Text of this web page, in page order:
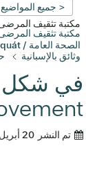
< جميع المواضيع
مكتبة تثقيف
مكتبة تثقيف
الصحة العامة / Bienestar general / Sức khỏe Tổng quát
وثائق بالإسبانية
تم النشر 20 أبريل 2026